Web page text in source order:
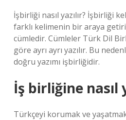
İşbirliği nasıl yazılır? İşbirliği
farklı kelimenin bir araya
cümledir. Cümleler Türk Dil
göre ayrı ayrı yazılır. Bu
doğru yazımı işbirliğidir.
İş birliğine nasıl
Türkçeyi korumak ve yaşatmak